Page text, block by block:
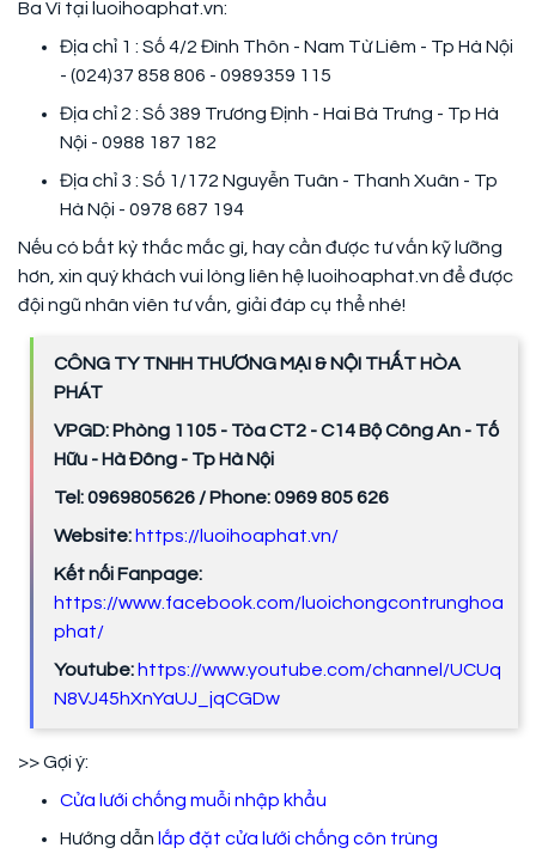
Ba Vì tại luoihoaphat.vn:
Địa chỉ 1 : Số 4/2 Đình Thôn - Nam Từ Liêm - Tp Hà Nội
- (024)37 858 806 - 0989359 115
Địa chỉ 2 : Số 389 Trương Định - Hai Bà Trưng - Tp Hà
Nội - 0988 187 182
Địa chỉ 3 : Số 1/172 Nguyễn Tuân - Thanh Xuân - Tp
Hà Nội - 0978 687 194
Nếu có bất kỳ thắc mắc gì, hay cần được tư vấn kỹ lưỡng
hơn, xin quý khách vui lòng liên hệ luoihoaphat.vn để được
đội ngũ nhân viên tư vấn, giải đáp cụ thể nhé!
CÔNG TY TNHH THƯƠNG MẠI & NỘI THẤT HÒA
PHÁT
VPGD: Phòng 1105 - Tòa CT2 - C14 Bộ Công An - Tố
Hữu - Hà Đông - Tp Hà Nội
Tel: 0969805626 / Phone: 0969 805 626
Website: https://luoihoaphat.vn/
Kết nối Fanpage:
https://www.facebook.com/luoichongcontrunghoa
phat/
Youtube: https://www.youtube.com/channel/UCUq
N8VJ45hXnYaUJ_jqCGDw
>> Gợi ý:
Cửa lưới chống muỗi nhập khẩu
Hướng dẫn lắp đặt cửa lưới chống côn trùng